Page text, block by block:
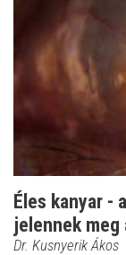
Éles kanyar -
jelennek meg
Dr. Kusnyerik Ákos